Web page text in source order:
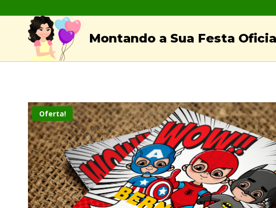
content
Montando a Sua Festa
Oferta!